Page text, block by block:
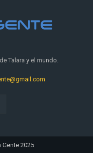
Talara y el mundo.
2025